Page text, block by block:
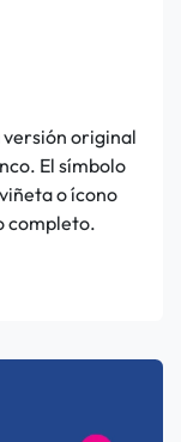
versión original
El símbolo
o ícono
completo.